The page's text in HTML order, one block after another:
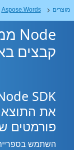
מוצרים Aspose.Words
קבצים
את
פורמטים